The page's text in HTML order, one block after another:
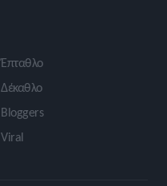
Έπταθλο
Δέκαθλο
Bloggers
Viral